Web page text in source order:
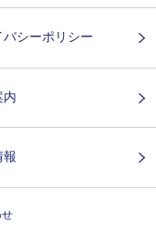
バシーポリシー
内
報